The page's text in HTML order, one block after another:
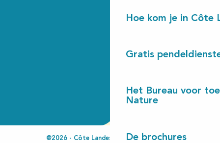
Hoe kom je in Côte
Gratis
Het Bureau voor
Nature
De brochures
@2026 - Côte Landes Nature Tourisme